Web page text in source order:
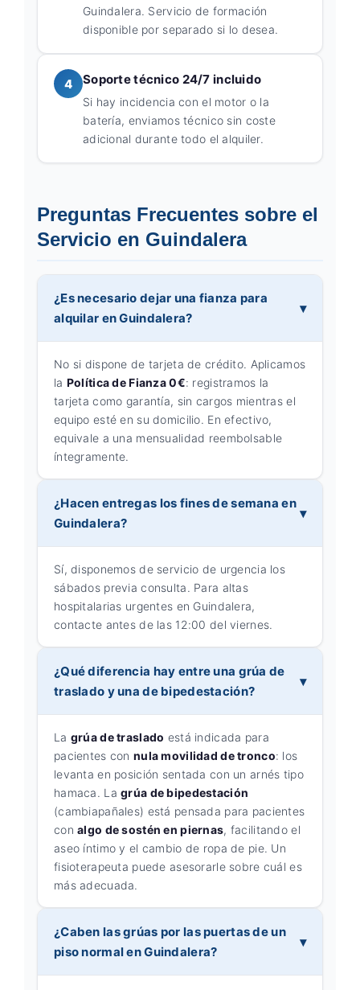
Guindalera. Servicio de formación
disponible por separado si lo desea.
4 Soporte técnico 24/7 incluido
Si hay incidencia con el motor o la
batería, enviamos técnico sin coste
adicional durante todo el alquiler.
Preguntas Frecuentes sobre el
Servicio en Guindalera
¿Es necesario dejar una fianza para
alquilar en Guindalera?
No si dispone de tarjeta de crédito. Aplicamos
la Política de Fianza 0€: registramos la
tarjeta como garantía, sin cargos mientras el
equipo esté en su domicilio. En efectivo,
equivale a una mensualidad reembolsable
íntegramente.
¿Hacen entregas los fines de semana en
Guindalera?
Sí, disponemos de servicio de urgencia los
sábados previa consulta. Para altas
hospitalarias urgentes en Guindalera,
contacte antes de las 12:00 del viernes.
¿Qué diferencia hay entre una grúa de
traslado y una de bipedestación?
La grúa de traslado está indicada para
pacientes con nula movilidad de tronco: los
levanta en posición sentada con un arnés tipo
hamaca. Lagrúa de bipedestación
(cambiapañales) está pensada para pacientes
conalgo de sostén en piernas, facilitando el
aseo íntimo y el cambio de ropa de pie. Un
fisioterapeuta puede asesorarle sobre cuál es
más adecuada.
¿Caben las grúas por las puertas de un
piso normal en Guindalera?